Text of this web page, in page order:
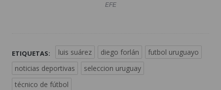
EFE
ETIQUETAS: luis suárez diego forlán
futbol uruguayo
noticias deportivas
seleccion uruguay
técnico de fútbol